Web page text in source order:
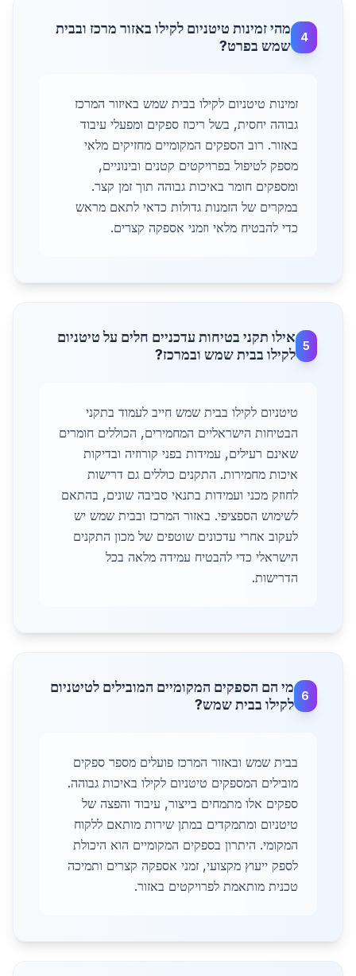
4
מהי זמינות טיטניום לקילו באזור מרכז ובבית
שמש בפרט?
זמינות טיטניום לקילו בבית שמש באיזור המרכז
גבוהה יחסית, בשל ריכוז ספקים ומפעלי עיבוד
באזור. רוב הספקים המקומיים מחזיקים מלאי
מספק לטיפול בפרויקטים קטנים ובינוניים,
ומספקים חומר באיכות גבוהה תוך זמן קצר.
במקרים של הזמנות גדולות כדאי לתאם מראש
כדי להבטיח מלאי וזמני אספקה קצרים.
5
אילו תקני בטיחות עדכניים חלים על טיטניום
לקילו בבית שמש ובמרכז?
טיטניום לקילו בבית שמש חייב לעמוד בתקני
הבטיחות הישראליים המחמירים, הכוללים חומרים
שאינם רעילים, עמידות בפני קורוזיה ובדיקות
איכות מחמירות. התקנים כוללים גם דרישות
לחוזק מכני ועמידות בתנאי סביבה שונים, בהתאם
לשימוש הספציפי. באזור המרכז ובבית שמש יש
לעקוב אחרי עדכונים שוטפים של מכון התקנים
הישראלי כדי להבטיח עמידה מלאה בכל
הדרישות.
6
מי הם הספקים המקומיים המובילים לטיטניום
לקילו בבית שמש?
בבית שמש ובאזור המרכז פועלים מספר ספקים
מובילים המספקים טיטניום לקילו באיכות גבוהה.
ספקים אלו מתמחים בייצור, עיבוד והפצה של
טיטניום ומתמקדים במתן שירות מותאם ללקוח
המקומי. היתרון בספקים המקומיים הוא היכולת
לספק ייעוץ מקצועי, זמני אספקה קצרים ותמיכה
טכנית מותאמת לפרויקטים באזור.